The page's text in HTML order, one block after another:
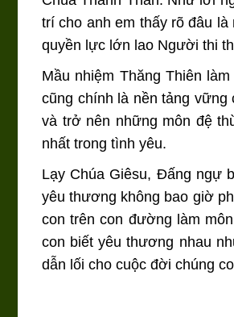
trí cho anh em thấy rõ đâu
quyền lực lớn lao Người thi
Mầu nhiệm Thăng Thiên
cũng chính là nền tảng vững
và trở nên những môn đệ
nhất trong tình yêu.
Lạy Chúa Giêsu, Đấng ngự
yêu thương không bao giờ
con trên con đường làm
con biết yêu thương nhau
dẫn lối cho cuộc đời chúng